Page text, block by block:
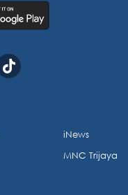
iNews
MNC Trijaya